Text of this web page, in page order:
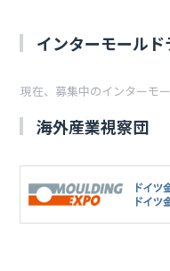
インターモール
現在、募集中のインターモ
海外産業視察団